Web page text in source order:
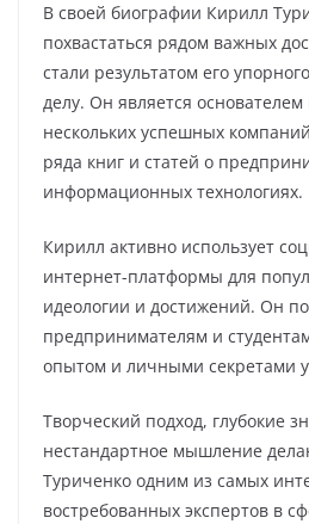
В своей биографии Кирилл
похвастаться рядом важных
стали результатом его
делу. Он является
нескольких успешных
ряда книг и статей о
информационных технологиях.
Кирилл активно использует
интернет-платформы для
идеологии и достижений. Он
предпринимателям и
опытом и личными секретами
Творческий подход, глубокие
нестандартное мышление
Туриченко одним из самых
востребованных экспертов в